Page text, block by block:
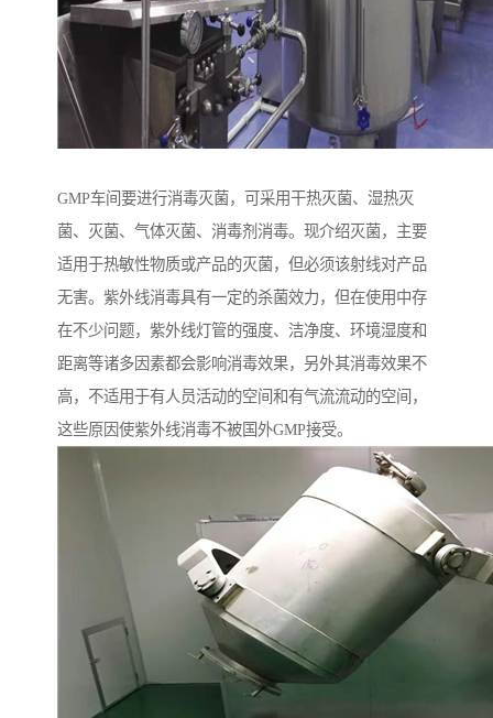
GMP车间要进行消毒灭菌，可采用干热灭菌、湿热灭
菌、灭菌、气体灭菌、消毒剂消毒。现介绍灭菌，主要
适用于热敏性物质或产品的灭菌，但必须该射线对产品
无害。紫外线消毒具有一定的杀菌效力，但在使用中存
在不少问题，紫外线灯管的强度、洁净度、环境湿度和
距离等诸多因素都会影响消毒效果，另外其消毒效果不
高，不适用于有人员活动的空间和有气流流动的空间，
这些原因使紫外线消毒不被国外GMP接受。